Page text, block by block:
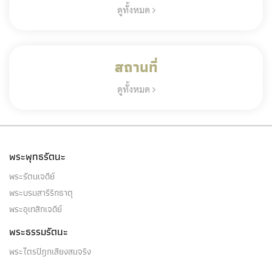
ดูทั้งหมด
สถานที่
ดูทั้งหมด
พระพุทธรัตนะ
พระรัตนเจดีย์
พระบรมสารีริกธาตุ
พระอุเทสิกเจดีย์
พระธรรมรัตนะ
พระไตรปิฎกเสียงสมจริง